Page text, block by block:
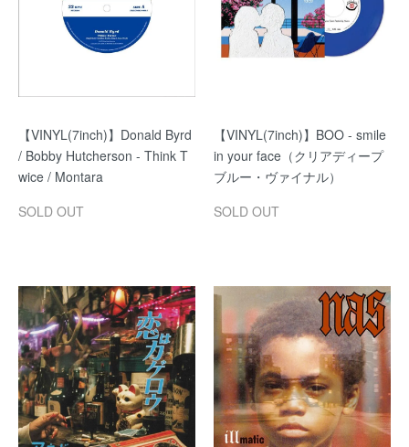
【VINYL(7inch)】Donald Byrd
/ Bobby Hutcherson - Think T
wice / Montara
SOLD OUT
【VINYL(7inch)】BOO - smile
in your face（クリアディープ
ブルー・ヴァイナル）
SOLD OUT